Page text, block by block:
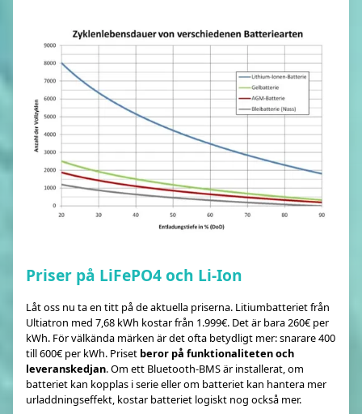
Priser på LiFePO4 och Li-Ion
Låt oss nu ta en titt på de aktuella priserna. Litiumbatteriet från
Ultiatron med 7,68 kWh kostar från 1.999€. Det är bara 260€ per
kWh. För välkända märken är det ofta betydligt mer: snarare 400
till 600€ per kWh. Priset beror på funktionaliteten och
leveranskedjan. Om ett Bluetooth-BMS är installerat, om
batteriet kan kopplas i serie eller om batteriet kan hantera mer
urladdningseffekt, kostar batteriet logiskt nog också mer.